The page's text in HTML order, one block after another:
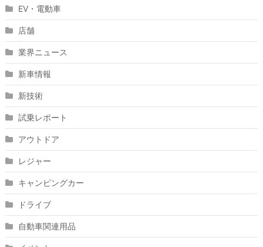
EV・電動車
店舗
業界ニュース
新車情報
新技術
試乗レポート
アウトドア
レジャー
キャンピングカー
ドライブ
自動車関連用品